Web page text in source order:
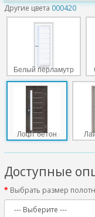
Другие цвета 000420
Белый перламутр
Лофт бетон
Доступные
Выбрать размер